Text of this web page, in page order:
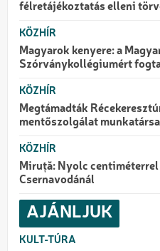
félretájékoztatás elleni
KÖZHÍR
Magyarok kenyere: a
Szórványkollégiumért
KÖZHÍR
Megtámadták
mentőszolgálat
KÖZHÍR
Miruță: Nyolc
Csernavodánál
AJÁNLJUK
KULT-TÚRA